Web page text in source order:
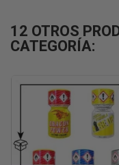
12 OTROS
CATEGORÍA: